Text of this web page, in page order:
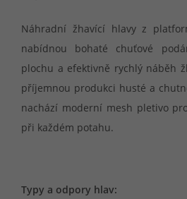
Náhradní žhavící hlavy z
nabídnou bohaté chuťové
plochu a efektivně rychlý náběh
příjemnou produkci husté a
nachází moderní mesh pletivo
při každém potahu.
Typy a odpory hlav: